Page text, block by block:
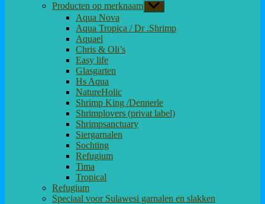
Producten op merknaam Toon
submenu
Aqua Nova
Aqua Tropica / Dr .Shrimp
Aquael
Chris & Oli’s
Easy life
Glasgarten
Hs Aqua
NatureHolic
Shrimp King /Dennerle
Shrimplovers (privat label)
Shrimpsanctuary
Siergarnalen
Sochting
Refugium
Tima
Tropical
Refugium
Speciaal voor Sulawesi garnalen en slakken